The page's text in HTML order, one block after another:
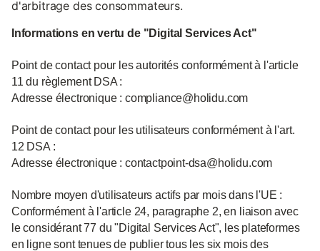
d'arbitrage des consommateurs.
Informations en vertu de "Digital Services Act"
Point de contact pour les autorités conformément à l'article
11 du règlement DSA :
Adresse électronique : compliance@holidu.com
Point de contact pour les utilisateurs conformément à l'art.
12 DSA :
Adresse électronique : contactpoint-dsa@holidu.com
Nombre moyen d'utilisateurs actifs par mois dans l'UE :
Conformément à l'article 24, paragraphe 2, en liaison avec
le considérant 77 du "Digital Services Act", les plateformes
en ligne sont tenues de publier tous les six mois des